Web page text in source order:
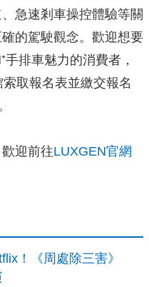
急速剎車操控體驗等關
的駕駛觀念。歡迎想要
排車魅力的消費者，
取報名表並繳交報名
迎前往LUXGEN官網
！《周處除三害》